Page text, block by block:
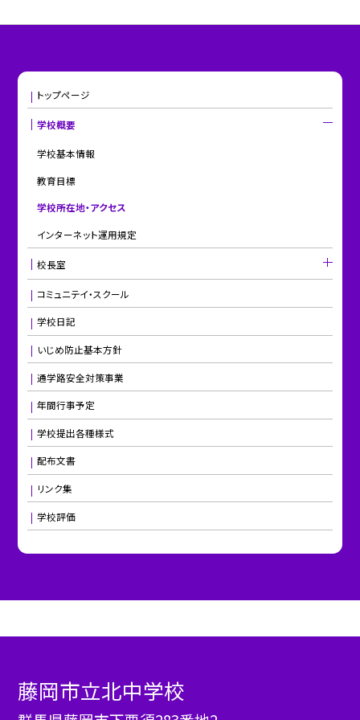
トップページ
学校概要
学校基本情報
教育目標
学校所在地・アクセス
インターネット運用規定
校長室
コミュニテイ・スクール
学校日記
いじめ防止基本方針
通学路安全対策事業
年間行事予定
学校提出各種様式
配布文書
リンク集
学校評価
藤岡市立北中学校